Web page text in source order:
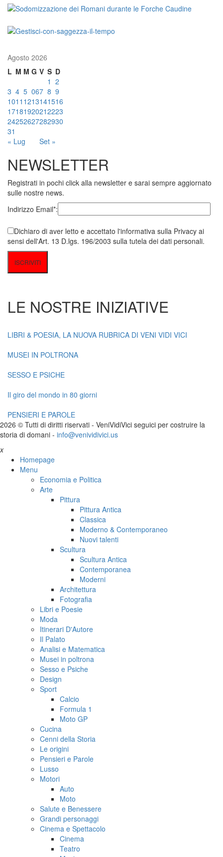
Agosto 2026
L M M G V S D
« Lug Set »
1 2
3 4 5 067 8 9
1011 1213141516
17181920212223
24252627282930
31
NEWSLETTER
Registrati in pochi click alla newsletter e sarai sempre aggiornato
sulle nostre news.
Indirizzo Email*:
Dichiaro di aver letto e accettato l'informativa sulla Privacy ai
sensi dell'Art. 13 D.lgs. 196/2003 sulla tutela dei dati personali.
LE NOSTRE INIZIATIVE
LIBRI & POESIA, LA NUOVA RUBRICA DI VENI VIDI VICI
MUSEI IN POLTRONA
SESSO E PSICHE
Il giro del mondo in 80 giorni
PENSIERI E PAROLE
2026 © Tutti di diritti riservati - VeniVidiVici seguici per costruire la
storia di domani - info@venividivici.us
x
Homepage
Menu
Economia e Politica
Arte
Pittura
Pittura Antica
Classica
Moderno & Contemporaneo
Nuovi talenti
Scultura
Scultura Antica
Contemporanea
Moderni
Architettura
Fotografia
Libri e Poesie
Moda
Itinerari D'Autore
Il Palato
Analisi e Matematica
Musei in poltrona
Sesso e Psiche
Design
Sport
Calcio
Formula 1
Moto GP
Cucina
Cenni della Storia
Le origini
Pensieri e Parole
Lusso
Motori
Auto
Moto
Salute e Benessere
Grandi personaggi
Cinema e Spettacolo
Cinema
Teatro